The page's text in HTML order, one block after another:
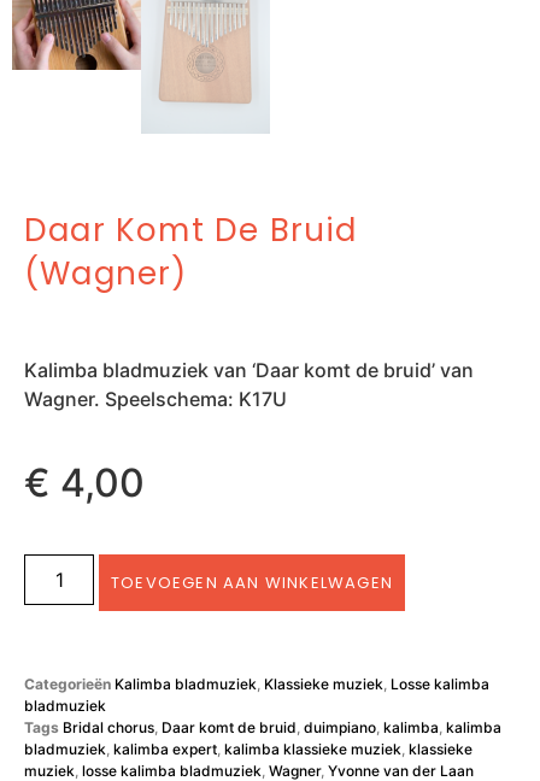
Daar Komt De Bruid
(Wagner)
Kalimba bladmuziek van ‘Daar komt de bruid’ van
Wagner. Speelschema: K17U
€ 4,00
TOEVOEGEN AAN WINKELWAGEN
Categorieën Kalimba bladmuziek Klassieke muziek Losse kalimba
bladmuziek
Tags Bridal chorus Daar komt de bruid duimpiano kalimba kalimba
bladmuziek kalimba expert kalimba klassieke muziek klassieke
muziek losse kalimba bladmuziek Wagner, Yvonne van der Laan